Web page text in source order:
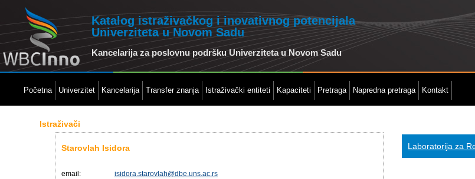
Katalog istraživačkog i inovativnog potencijala
Univerziteta u Novom Sadu
Kancelarija za poslovnu podršku Univerziteta u Novom Sadu
Početna Univerzitet Kancelarija Transfer znanja Istraživački entiteti Kapaciteti Pretraga Napredna pretraga Kontakt
Istraživači
Starovlah Isidora
email: isidora.starovlah@dbe.uns.ac.rs
Laboratorija za